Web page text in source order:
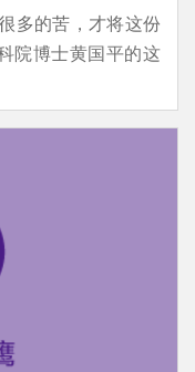
多的苦，才将这份
院博士黄国平的这